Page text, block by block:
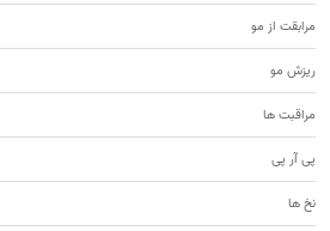
مرابقت از مو
ریزش مو
مراقبت ها
پی آر پی
نخ ها